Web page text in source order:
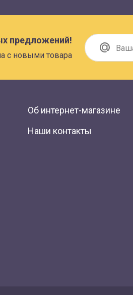
предложений!
с новыми товара
Об интернет-магазине
Наши контакты